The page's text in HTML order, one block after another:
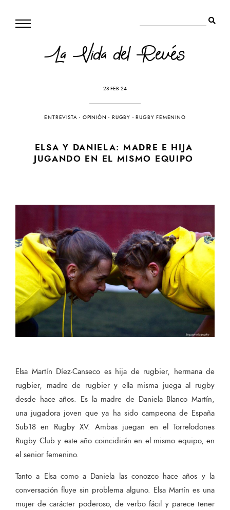
La Vida del Revés
28 FEB 24
ENTREVISTA - OPINIÓN - RUGBY -RUGBY FEMENINO
ELSA Y DANIELA: MADRE E HIJA
JUGANDO EN EL MISMO EQUIPO
Elsa Martín Díez-Canseco es hija de rugbier, hermana de
rugbier, madre de rugbier y ella misma juega al rugby
desde hace años. Es la madre de Daniela Blanco Martín,
una jugadora joven que ya ha sido campeona de España
Sub18 en Rugby XV. Ambas juegan en el Torrelodones
Rugby Club y este año coincidirán en el mismo equipo, en
el senior femenino.
Tanto a Elsa como a Daniela las conozco hace años y la
conversación fluye sin problema alguno. Elsa Martín es una
mujer de carácter poderoso, de verbo fácil y parece tener